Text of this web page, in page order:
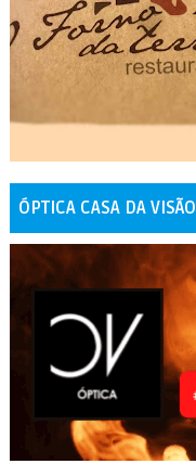
ÓPTICA CASA DA VISÃO